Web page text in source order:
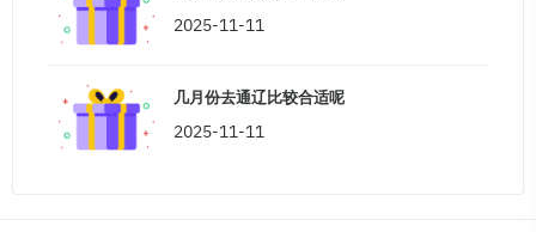
2025-11-11
几月份去通辽比较合适呢
2025-11-11